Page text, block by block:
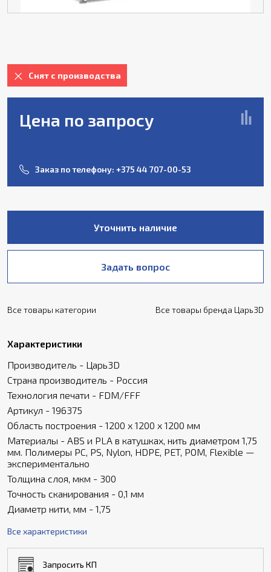
Снят с производства
Цена по запросу
Заказ по телефону: +375 44 707-00-53
Уточнить наличие
Задать вопрос
Все товары категории Все товары бренда Царь3D
Характеристики
Производитель - Царь3D
Страна производитель - Россия
Технология печати - FDM/FFF
Артикул - 196375
Область построения - 1200 х 1200 х 1200 мм
Материалы - ABS и PLA в катушках, нить диаметром 1,75
мм. Полимеры PC, PS, Nylon, HDPE, PET, POM, Flexible —
экспериментально
Толщина слоя, мкм - 300
Точность сканирования - 0,1 мм
Диаметр нити, мм - 1,75
Все характеристики
Запросить КП